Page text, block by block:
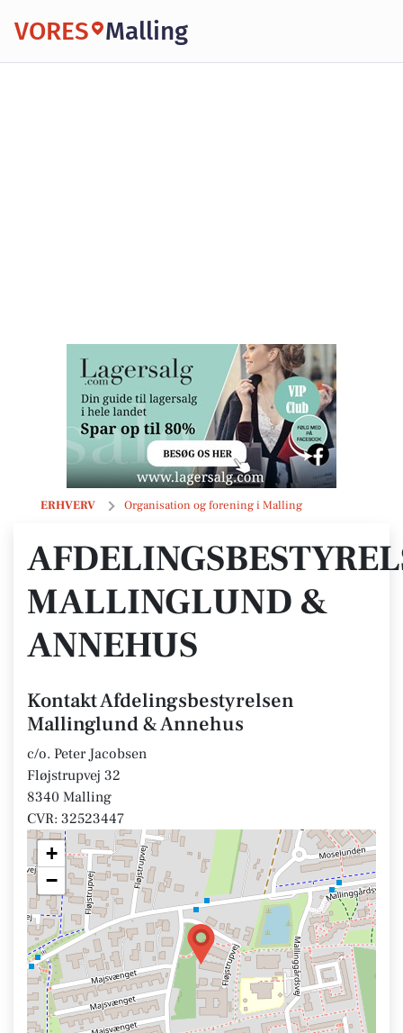
VORES Malling
ERHVERV Organisation og forening i Malling
Afdelingsbestyrelsen Mallinglund & Annehus
MALLINGLUND &
ANNEHUS
Kontakt Afdelingsbestyrelsen
Mallinglund & Annehus
c/o. Peter Jacobsen
Fløjstrupvej 32
8340 Malling
CVR: 32523447
+
−